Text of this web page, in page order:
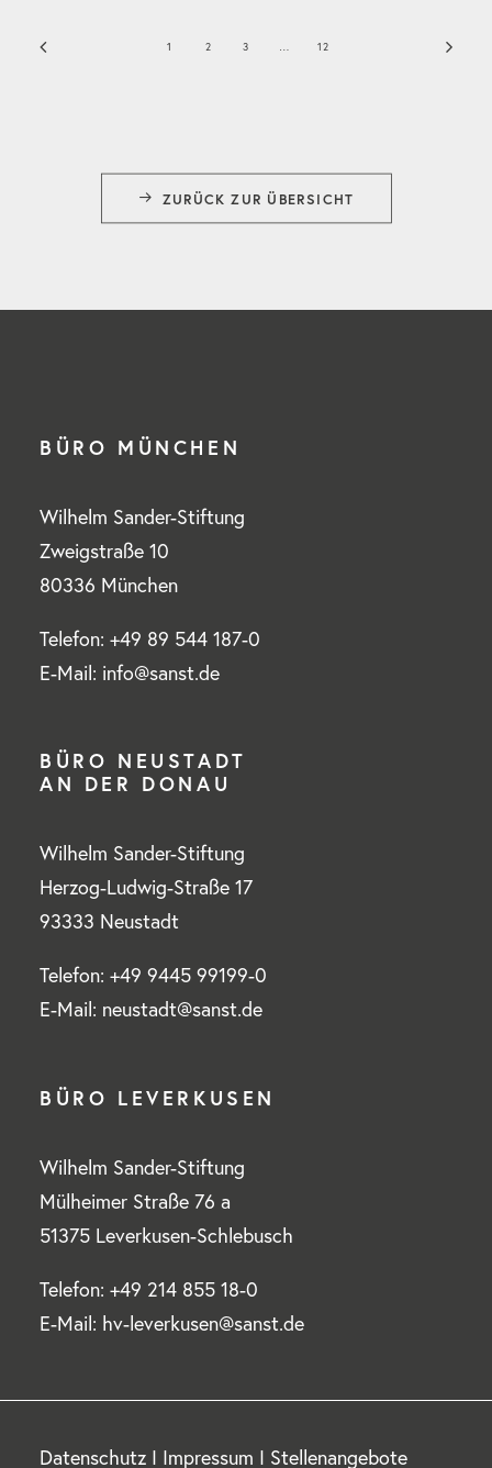
1 2 3 12
ZURÜCK ZUR ÜBERSICHT
BÜRO MÜNCHEN
Wilhelm Sander-Stiftung
Zweigstraße 10
80336 München
Telefon: +49 89 544 187-0
E-Mail: info@sanst.de
BÜRO NEUSTADT
AN DER DONAU
Wilhelm Sander-Stiftung
Herzog-Ludwig-Straße 17
93333 Neustadt
Telefon: +49 9445 99199-0
E-Mail: neustadt@sanst.de
BÜRO LEVERKUSEN
Wilhelm Sander-Stiftung
Mülheimer Straße 76 a
51375 Leverkusen-Schlebusch
Telefon: +49 214 855 18-0
E-Mail: hv-leverkusen@sanst.de
Datenschutz I Impressum I Stellenangebote